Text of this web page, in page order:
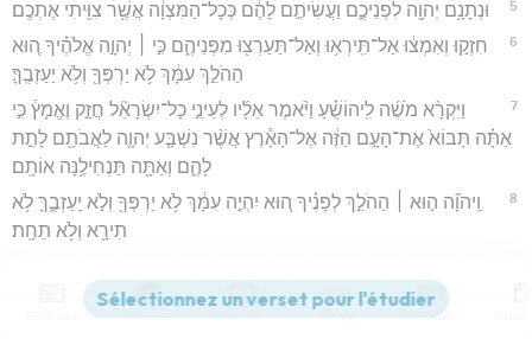
5 וּנְתָנָ֥ם יְהוָ֖ה לִפְנֵיכֶ֑ם וַעֲשִׂיתֶ֣ם לָהֶ֔ם כְּכָל־הַמִּצְוָ֔ה אֲשֶׁ֥ר צִוִּ֖יתִי אֶתְכֶֽם׃
6
חִזְק֣וּ וְאִמְצ֔וּ אַל־תִּֽירְא֥וּ וְאַל־תַּעַרְצ֖וּ מִפְּנֵיהֶ֑ם כִּ֣י ׀ יְהוָ֣ה אֱלֹהֶ֗יךָ ה֚וּא
הַהֹלֵ֣ךְ עִמָּ֔ךְ לֹ֥א יַרְפְּךָ֖ וְלֹ֥א יַעַזְבֶֽךָּ׃
7
וַיִּקְרָ֨א מֹשֶׁ֜ה לִֽיהוֹשֻׁ֗עַ וַיֹּ֨אמֶר אֵלָ֜יו לְעֵינֵ֣י כָל־יִשְׂרָאֵ֘ל חֲזַ֣ק וֶאֱמָץ֒ כִּ֣י
אַתָּ֗ה תָּבוֹא֙ אֶת־הָעָ֣ם הַזֶּ֔ה אֶל־הָאָ֕רֶץ אֲשֶׁ֨ר נִשְׁבַּ֧ע יְהוָ֛ה לַאֲבֹתָ֖ם לָתֵ֣ת
לָהֶ֑ם וְאַתָּ֖ה תַּנְחִילֶ֥נָּה אוֹתָֽם׃
8
וַֽיהוָ֞ה ה֣וּא ׀ הַהֹלֵ֣ךְ לְפָנֶ֗יךָ ה֚וּא יִהְיֶ֣ה עִמָּ֔ךְ לֹ֥א יַרְפְּךָ֖ וְלֹ֣א יַֽעַזְבֶ֑ךָּ לֹ֥א
תִירָ֖א וְלֹ֥א תֵחָֽת׃
Lecture publique de la Loi tous les sept ans
Versions Commentaires Strong